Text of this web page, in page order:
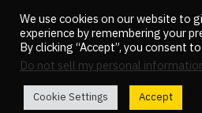
We use cookies on our website to
experience by remembering your
By clicking “Accept”, you consent
Do not sell my personal
Cookie Settings Accept